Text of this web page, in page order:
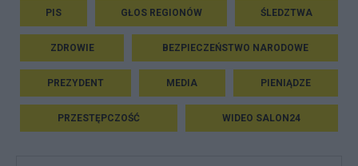
PIS GŁOS REGIONÓW ŚLEDZTWA
ZDROWIE BEZPIECZEŃSTWO NARODOWE
PREZYDENT MEDIA PIENIĄDZE
PRZESTĘPCZOŚĆ WIDEO SALON24